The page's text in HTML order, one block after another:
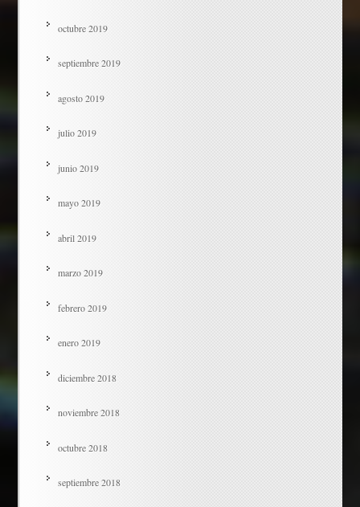
octubre 2019
septiembre 2019
agosto 2019
julio 2019
junio 2019
mayo 2019
abril 2019
marzo 2019
febrero 2019
enero 2019
diciembre 2018
noviembre 2018
octubre 2018
septiembre 2018